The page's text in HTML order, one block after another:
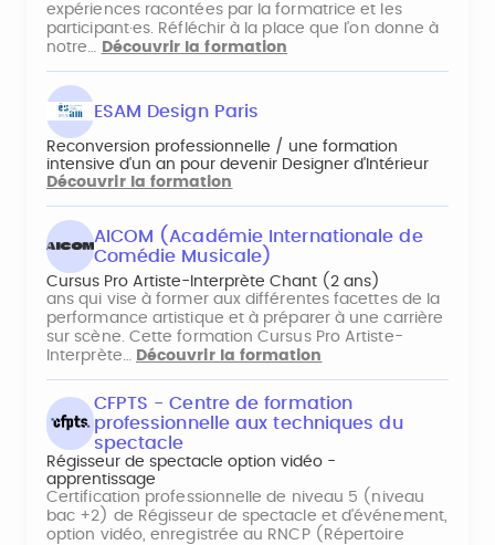
expériences racontées par la formatrice et les
participant·es. Réfléchir à la place que l’on donne à
notre…
Découvrir la formation
ESAM Design Paris
Reconversion professionnelle / une formation
intensive d'un an pour devenir Designer d'Intérieur
Découvrir la formation
AICOM (Académie Internationale de
Comédie Musicale)
Cursus Pro Artiste-Interprète Chant (2 ans)
ans qui vise à former aux différentes facettes de la
performance artistique et à préparer à une carrière
sur scène. Cette formation Cursus Pro Artiste-
Interprète… Découvrir la formation
CFPTS - Centre de formation
professionnelle aux techniques du
spectacle
Régisseur de spectacle option vidéo -
apprentissage
Certification professionnelle de niveau 5 (niveau
bac +2) de Régisseur de spectacle et d'événement,
option vidéo, enregistrée au RNCP (Répertoire